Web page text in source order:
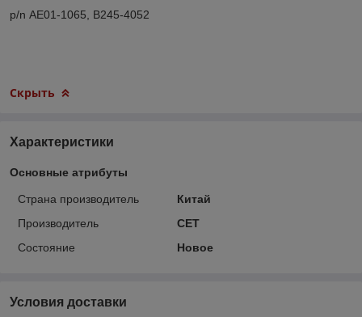
p/n AE01-1065, B245-4052
Скрыть
Характеристики
Основные атрибуты
Страна производитель
Китай
Производитель
CET
Состояние
Новое
Условия доставки